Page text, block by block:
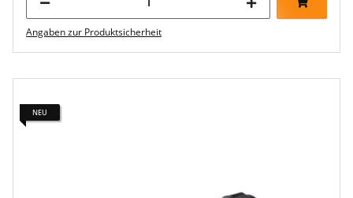
Angaben zur Produktsicherheit
NEU